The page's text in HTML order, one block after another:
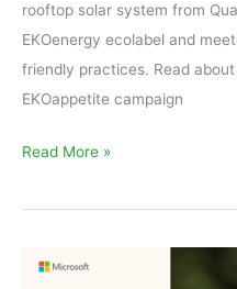
rooftop solar system from
EKOenergy ecolabel and
friendly practices. Read about
EKOappetite campaign
Read More »
Microsoft: